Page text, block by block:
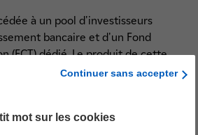
à un pool d'investisseurs
bancaire et d'un Fond
(FCT) dédié. Le produit de cette
à 1,542 milliard d’euros.
une composante hors actifs
cette composante conduit à une
Continuer sans accepter
mot sur les cookies